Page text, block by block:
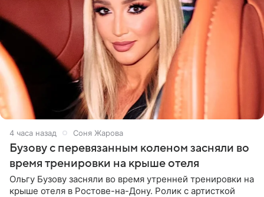
4 часа назад Соня Жарова
Бузову с перевязанным коленом засняли во
время тренировки на крыше отеля
Ольгу Бузову засняли во время утренней тренировки на
крыше отеля в Ростове-на-Дону. Ролик с артисткой